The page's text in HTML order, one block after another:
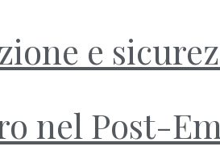
e
nel Post-